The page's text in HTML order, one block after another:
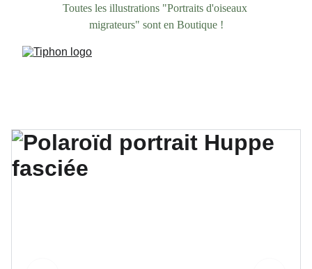
Toutes les illustrations "Portraits d'oiseaux
migrateurs" sont en Boutique !